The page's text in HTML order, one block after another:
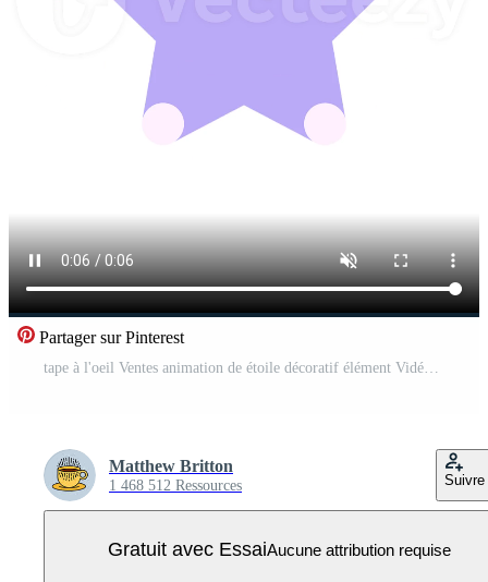
Partager sur Pinterest
tape à l'oeil Ventes animation de étoile décoratif élément Vidéo Pro
Matthew Britton
1 468 512 Ressources Suivre
Gratuit avec EssaiAucune attribution requise